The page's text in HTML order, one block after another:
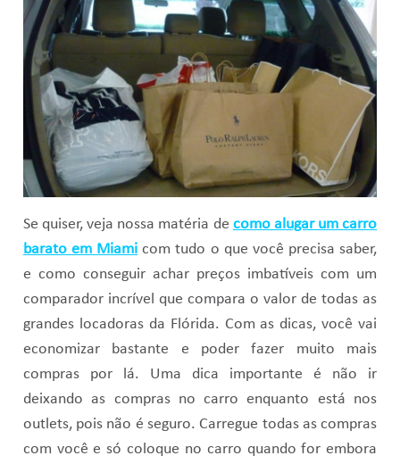
Se quiser, veja nossa matéria de como alugar um carro
barato em Miami com tudo o que você precisa saber,
e como conseguir achar preços imbatíveis com um
comparador incrível que compara o valor de todas as
grandes locadoras da Flórida. Com as dicas, você vai
economizar bastante e poder fazer muito mais
compras por lá. Uma dica importante é não ir
deixando as compras no carro enquanto está nos
outlets, pois não é seguro. Carregue todas as compras
com você e só coloque no carro quando for embora